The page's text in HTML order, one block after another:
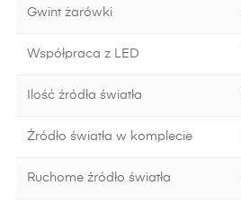
Gwint żarówki
Współpraca z LED
Ilość źródła światła
Źródło światła w komplecie
Ruchome źródło światła